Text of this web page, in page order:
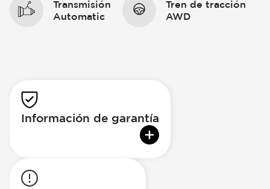
Transmisión
Automatic
Tren de tracción
AWD
Información de garantía